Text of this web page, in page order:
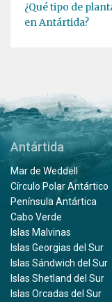
¿Qué tipo de
en Antártida?
Antártida
Mar de Weddell
Círculo Polar Antártico
Península Antártica
Cabo Verde
Islas Malvinas
Islas Georgias del Sur
Islas Sándwich del Sur
Islas Shetland del Sur
Islas Orcadas del Sur